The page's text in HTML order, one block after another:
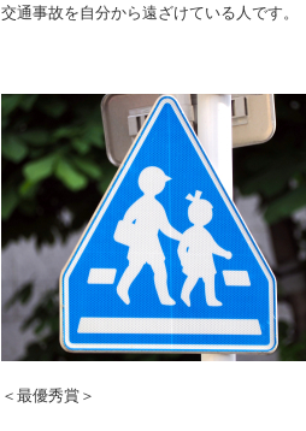
交通事故を自分から遠ざけている人です。
＜最優秀賞＞